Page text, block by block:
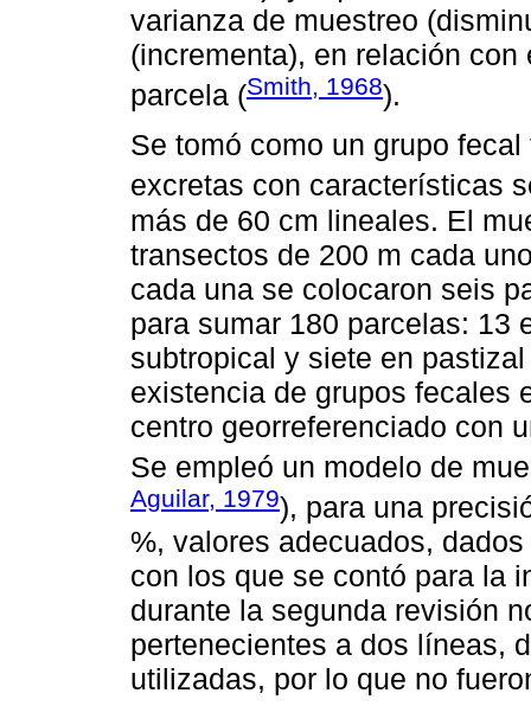
varianza de muestreo
(incrementa), en relación
parcela (Smith, 1968).
Se tomó como un grupo
excretas con características
más de 60 cm lineales. El
transectos de 200 m cada
cada una se colocaron seis
para sumar 180 parcelas: 13
subtropical y siete en
existencia de grupos fecales
centro georreferenciado con
Se empleó un modelo de
Aguilar, 1979), para una
%, valores adecuados,
con los que se contó para la
durante la segunda revisión
pertenecientes a dos líneas,
utilizadas, por lo que no